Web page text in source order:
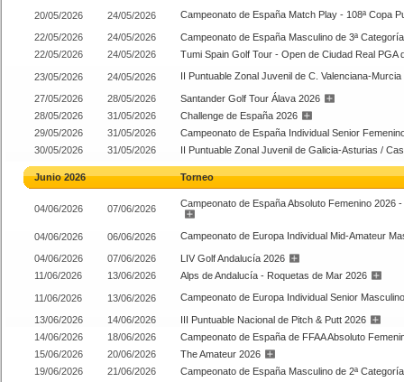
20/05/2026 24/05/2026 Campeonato de España Match Play - 108ª Copa
22/05/2026 24/05/2026
Campeonato de España Masculino de 3ª
22/05/2026
24/05/2026 Tumi Spain Golf Tour - Open de Ciudad Real PGA
23/05/2026 24/05/2026 II Puntuable Zonal Juvenil de C. Valenciana-
27/05/2026 28/05/2026
Santander Golf Tour Álava 2026
28/05/2026
31/05/2026
Challenge de España 2026
29/05/2026
31/05/2026
Campeonato de España Individual Senior
30/05/2026
31/05/2026 II Puntuable Zonal Juvenil de Galicia-Asturias /
Junio 2026 Torneo
04/06/2026 07/06/2026 Campeonato de España Absoluto Femenino 2026
04/06/2026 06/06/2026 Campeonato de Europa Individual Mid-Amateur
04/06/2026 07/06/2026
LIV Golf Andalucía 2026
11/06/2026
13/06/2026 Alps de Andalucía - Roquetas de Mar 2026
11/06/2026 13/06/2026 Campeonato de Europa Individual Senior
13/06/2026 14/06/2026
III Puntuable Nacional de Pitch & Putt 2026
14/06/2026
18/06/2026
Campeonato de España de FFAA Absoluto
15/06/2026
20/06/2026
The Amateur 2026
19/06/2026
21/06/2026
Campeonato de España Masculino de 2ª